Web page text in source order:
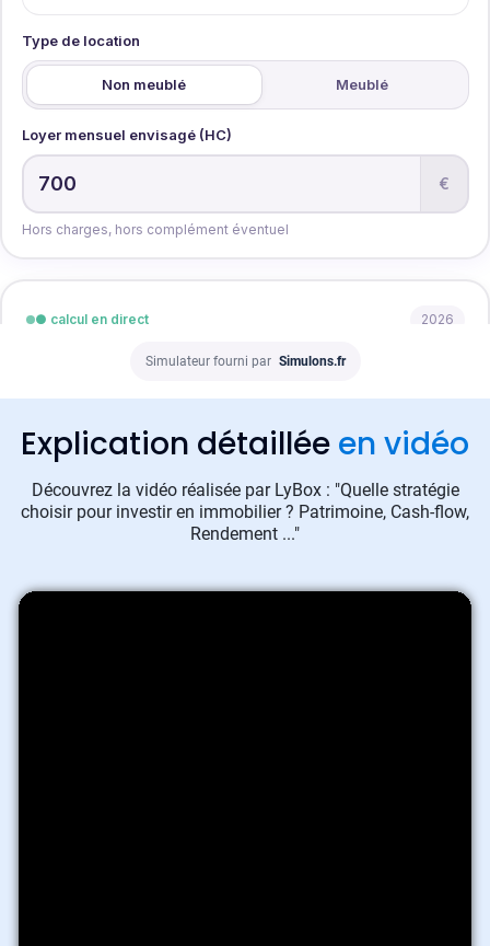
Simulateur fourni par Simulons.fr
Explication détaillée en vidéo
Découvrez la vidéo réalisée par LyBox : "Quelle stratégie
choisir pour investir en immobilier ? Patrimoine, Cash-flow,
Rendement ..."